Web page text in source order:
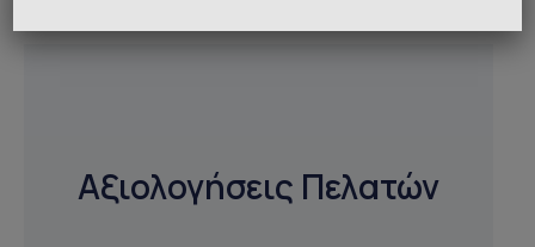
Αξιολογήσεις Πελατών